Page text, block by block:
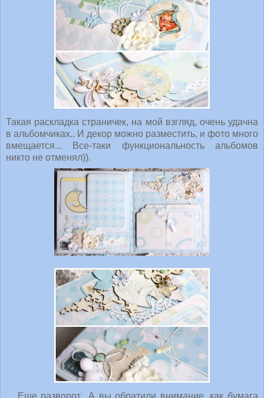
Такая раскладка страничек, на мой взгляд, очень удачна
в альбомчиках.. И декор можно разместить, и фото много
вмещается... Все-таки функциональность альбомов
никто не отменял)).